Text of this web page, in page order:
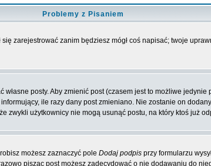
Problemy z Pisaniem
zarejestrować zanim będziesz mógł coś napisać; twoje
posty. Aby zmienić post (czasem jest to możliwe
ile razy dany post zmieniano. Nie zostanie on
użytkownicy nie mogą usunąć postu, na który ktoś już
możesz zaznaczyć pole Dodaj podpis przy formularzu
pisząc post możesz zadecydować o nie dodawaniu do